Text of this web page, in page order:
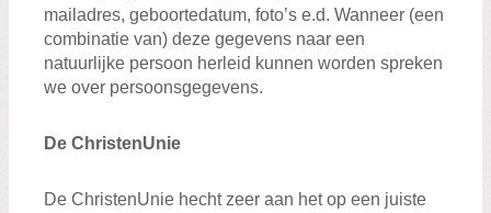
mailadres, geboortedatum, foto’s e.d. Wanneer (een
combinatie van) deze gegevens naar een
natuurlijke persoon herleid kunnen worden spreken
we over persoonsgegevens.
De ChristenUnie
De ChristenUnie hecht zeer aan het op een juiste